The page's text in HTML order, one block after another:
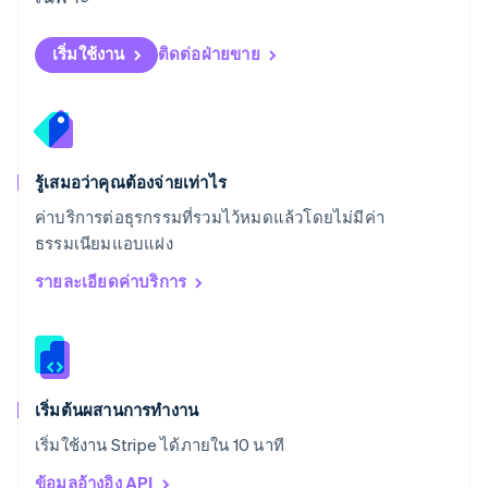
เริ่มใช้งาน ติดต่อฝ่ายขาย
รู้เสมอว่าคุณต้องจ่ายเท่าไร
ค่าบริการต่อธุรกรรมที่รวมไว้หมดแล้วโดยไม่มีค่า
ธรรมเนียมแอบแฝง
รายละเอียดค่าบริการ
เริ่มต้นผสานการทำงาน
เริ่มใช้งาน Stripe ได้ภายใน 10 นาที
ข้อมูลอ้างอิง API
English
EnglishItaliano
สวิตเซอร์แลนด์
สวีเดน
Svenska
EnglishEspañol简体中文
สหรัฐอาหรับเอมิเรตส์
English
สหราชอาณาจักร
English
สิงคโปร์
ออสเตรเลีย
English
DeutschEnglish
อิตาลี